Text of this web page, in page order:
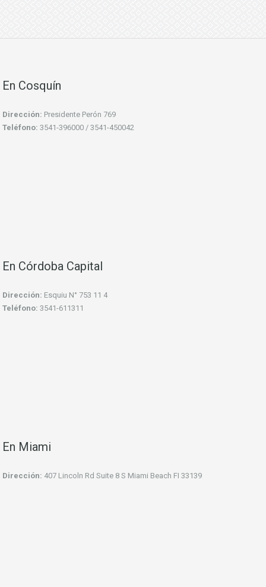
En Cosquín
Dirección: Presidente Perón 769
Teléfono: 3541-396000 / 3541-450042
En Córdoba Capital
Dirección: Esquiu N° 753 11 4
Teléfono: 3541-611311
En Miami
Dirección: 407 Lincoln Rd Suite 8 S Miami Beach FI 33139